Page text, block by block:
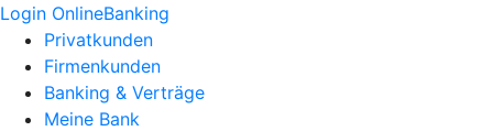
Login OnlineBanking
Privatkunden
Firmenkunden
Banking & Verträge
Meine Bank